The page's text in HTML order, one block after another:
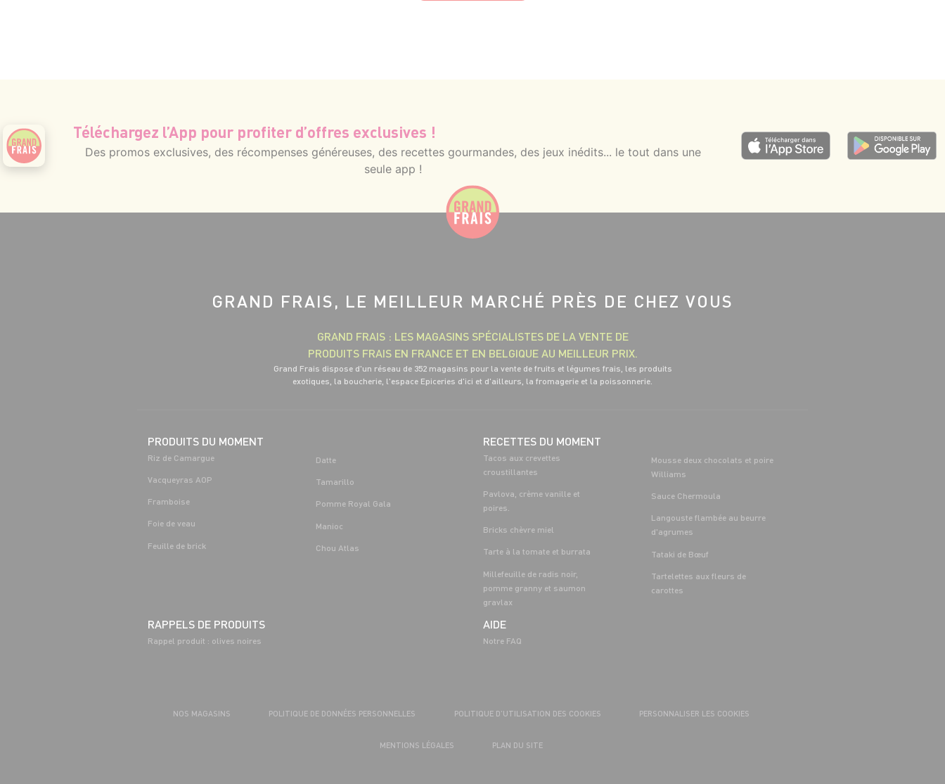
Téléchargez l’App pour profiter d’offres exclusives !
Des promos exclusives, des récompenses généreuses, des recettes gourmandes, des jeux inédits... le tout dans une
seule app !
GRAND FRAIS, LE MEILLEUR MARCHÉ PRÈS DE CHEZ VOUS
GRAND FRAIS : LES MAGASINS SPÉCIALISTES DE LA VENTE DE
PRODUITS FRAIS EN FRANCE ET EN BELGIQUE AU MEILLEUR PRIX.
Grand Frais dispose d'un réseau de 352 magasins pour la vente de fruits et légumes frais, les produits
exotiques, la boucherie, l'espace Epiceries d'ici et d'ailleurs, la fromagerie et la poissonnerie.
PRODUITS DU MOMENT
Riz de Camargue
Vacqueyras AOP
Framboise
Foie de veau
Feuille de brick
Datte
Tamarillo
Pomme Royal Gala
Manioc
Chou Atlas
RECETTES DU MOMENT
Tacos aux crevettes
croustillantes
Pavlova, crème vanille et
poires.
Bricks chèvre miel
Tarte à la tomate et burrata
Millefeuille de radis noir,
pomme granny et saumon
gravlax
Mousse deux chocolats et poire
Williams
Sauce Chermoula
Langouste flambée au beurre
d'agrumes
Tataki de Bœuf
Tartelettes aux fleurs de
carottes
RAPPELS DE PRODUITS
Rappel produit : olives noires
AIDE
Notre FAQ
NOS MAGASINS POLITIQUE DE DONNÉES PERSONNELLES POLITIQUE D’UTILISATION DES COOKIES PERSONNALISER LES COOKIES
MENTIONS LÉGALES PLAN DU SITE